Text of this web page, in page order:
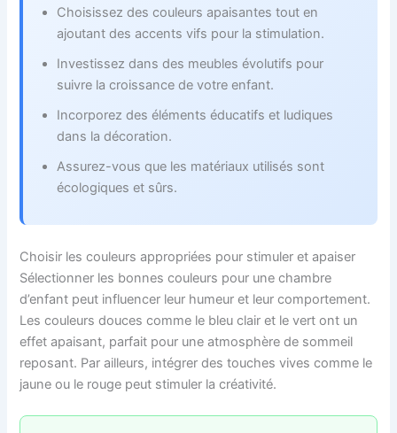
Choisissez des couleurs apaisantes tout en
ajoutant des accents vifs pour la stimulation.
Investissez dans des meubles évolutifs pour
suivre la croissance de votre enfant.
Incorporez des éléments éducatifs et ludiques
dans la décoration.
Assurez-vous que les matériaux utilisés sont
écologiques et sûrs.
Choisir les couleurs appropriées pour stimuler et apaiser
Sélectionner les bonnes couleurs pour une chambre
d’enfant peut influencer leur humeur et leur comportement.
Les couleurs douces comme le bleu clair et le vert ont un
effet apaisant, parfait pour une atmosphère de sommeil
reposant. Par ailleurs, intégrer des touches vives comme le
jaune ou le rouge peut stimuler la créativité.